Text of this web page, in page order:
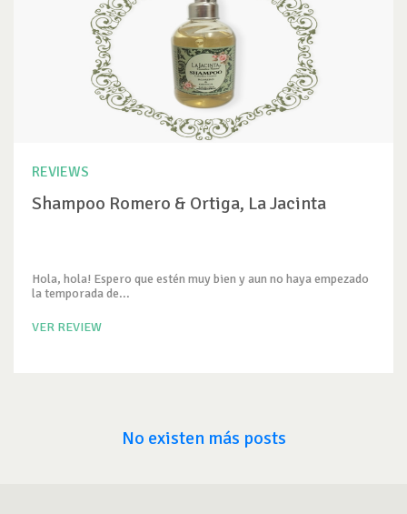
REVIEWS
Shampoo Romero & Ortiga, La Jacinta
Hola, hola! Espero que estén muy bien y aun no haya empezado
la temporada de...
VER REVIEW
No existen más posts